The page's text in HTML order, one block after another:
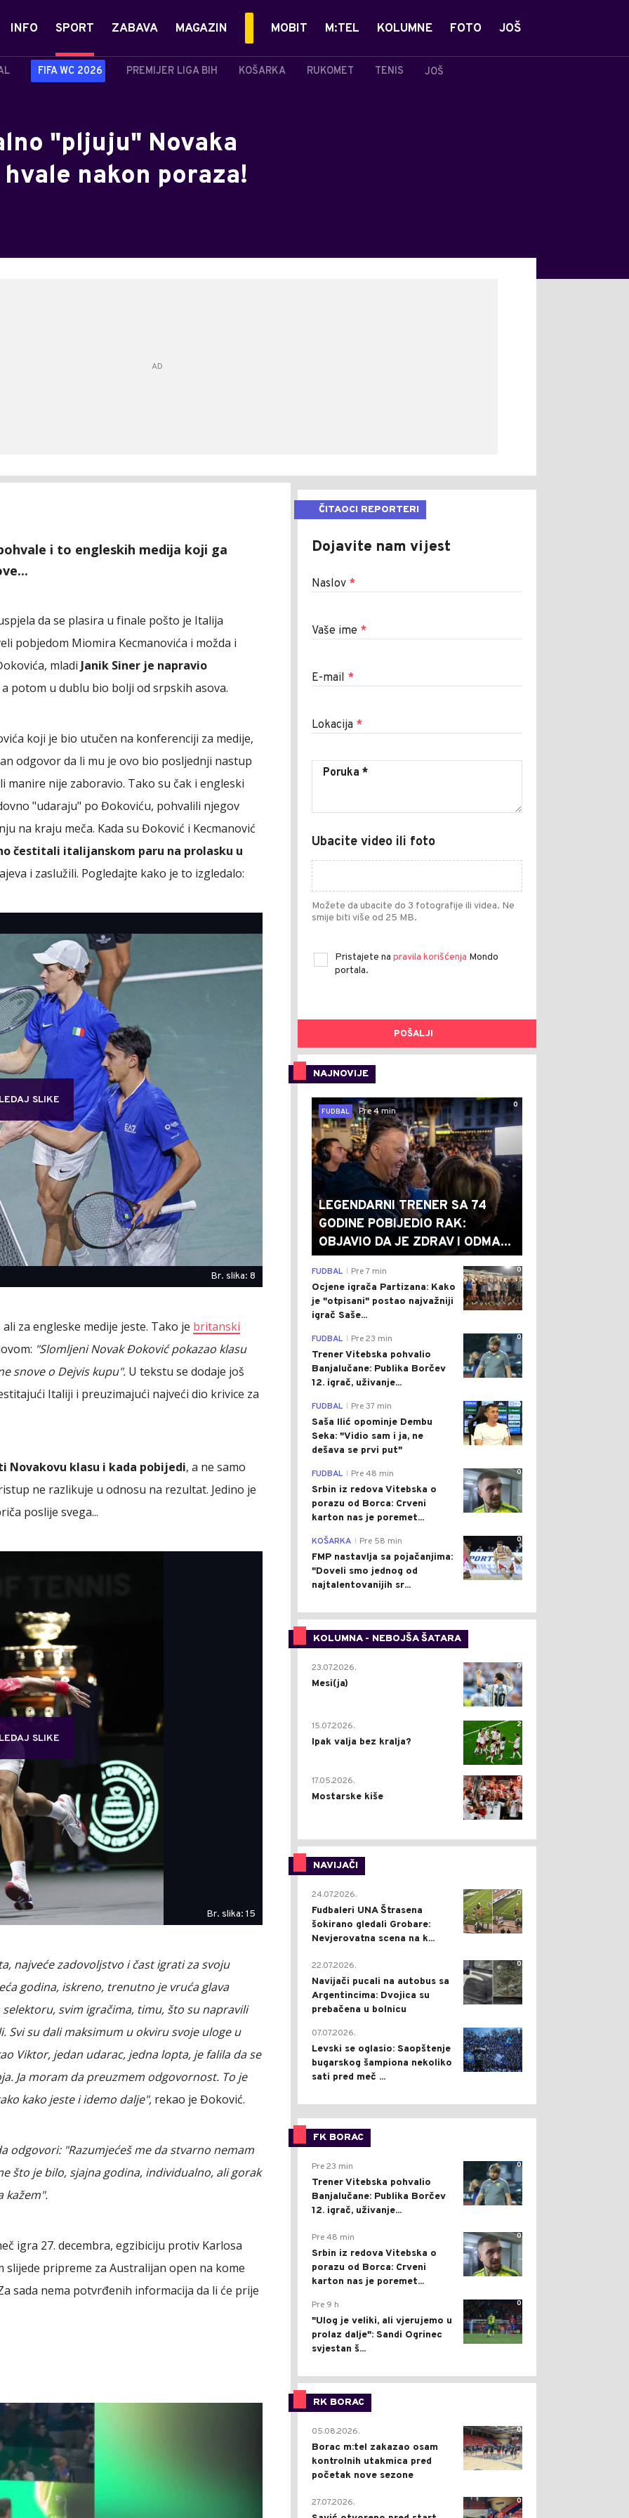
INFO SPORT
FIFA WC 2026 PREMIJER LIGA BIH KOŠARKA RUKOMET TENIS JOŠ
ZABAVA MAGAZIN MOBIT M:TEL KOLUMNE FOTO JOŠ
"pljuju" Novaka
nakon poraza!
i to engleskih medija koji ga
da se plasira u finale pošto je Italija
pobjedom Miomira Kecmanovića i možda i
mladi Janik Siner je napravio
potom u dublu bio bolji od srpskih asova.
koji je bio utučen na konferenciji za medije,
odgovor da li mu je ovo bio posljednji nastup
manire nije zaboravio. Tako su čak i engleski
"udaraju" po Đokoviću, pohvalili njegov
na kraju meča. Kada su Đoković i Kecmanović
čestitali italijanskom paru na prolasku u
i zaslužili. Pogledajte kako je to izgledalo:
SLIKE
Br. slika: 8
za engleske medije jeste. Tako je britanski
"Slomljeni Novak Đoković pokazao klasu
snove o Dejvis kupu". U tekstu se dodaje još
Italiji i preuzimajući najveći dio krivice za
Novakovu klasu i kada pobijedi, a ne samo
ne razlikuje u odnosu na rezultat. Jedino je
poslije svega...
SLIKE
Br. slika: 15
najveće zadovoljstvo i čast igrati za svoju
godina, iskreno, trenutno je vruća glava
svim igračima, timu, što su napravili
su dali maksimum u okviru svoje uloge u
Viktor, jedan udarac, jedna lopta, je falila da se
Ja moram da preuzmem odgovornost. To je
kako jeste i idemo dalje", rekao je Đoković.
odgovori: "Razumjećeš me da stvarno nemam
što je bilo, sjajna godina, individualno, ali gorak
kažem".
igra 27. decembra, egzibiciju protiv Karlosa
slijede pripreme za Australijan open na kome
sada nema potvrđenih informacija da li će prije
ČITAOCI REPORTERI
Dojavite nam vijest
Naslov *
Vaše ime *
E-mail *
Lokacija *
Ubacite video ili foto
Možete da ubacite do 3 fotografije ili videa. Ne
smije biti više od 25 MB.
Pristajete na pravila korišćenja Mondo
portala.
POŠALJI
NAJNOVIJE
0
FUDBAL
Pre 4 min
LEGENDARNI TRENER SA 74
GODINE POBIJEDIO RAK:
OBJAVIO DA JE ZDRAV I ODMA...
0
FUDBAL Pre 7 min
Ocjene igrača Partizana: Kako
je "otpisani" postao najvažniji
igrač Saše...
0
FUDBAL Pre 23 min
Trener Vitebska pohvalio
Banjalučane: Publika Borčev
12. igrač, uživanje...
0
FUDBAL Pre 37 min
Saša Ilić opominje Dembu
Seka: "Vidio sam i ja, ne
dešava se prvi put"
0
FUDBAL Pre 48 min
Srbin iz redova Vitebska o
porazu od Borca: Crveni
karton nas je poremet...
0
KOŠARKA Pre 58 min
FMP nastavlja sa pojačanjima:
"Doveli smo jednog od
najtalentovanijih sr...
KOLUMNA - NEBOJŠA ŠATARA
0
23.07.2026.
Mesi(ja)
2
15.07.2026.
Ipak valja bez kralja?
0
17.05.2026.
Mostarske kiše
NAVIJAČI
0
24.07.2026.
Fudbaleri UNA Štrasena
šokirano gledali Grobare:
Nevjerovatna scena na k...
0
22.07.2026.
Navijači pucali na autobus sa
Argentincima: Dvojica su
prebačena u bolnicu
1
07.07.2026.
Levski se oglasio: Saopštenje
bugarskog šampiona nekoliko
sati pred meč ...
FK BORAC
0
Pre 23 min
Trener Vitebska pohvalio
Banjalučane: Publika Borčev
12. igrač, uživanje...
0
Pre 48 min
Srbin iz redova Vitebska o
porazu od Borca: Crveni
karton nas je poremet...
0
Pre 9 h
"Ulog je veliki, ali vjerujemo u
prolaz dalje": Sandi Ogrinec
svjestan š...
RK BORAC
0
05.08.2026.
Borac m:tel zakazao osam
kontrolnih utakmica pred
početak nove sezone
0
27.07.2026.